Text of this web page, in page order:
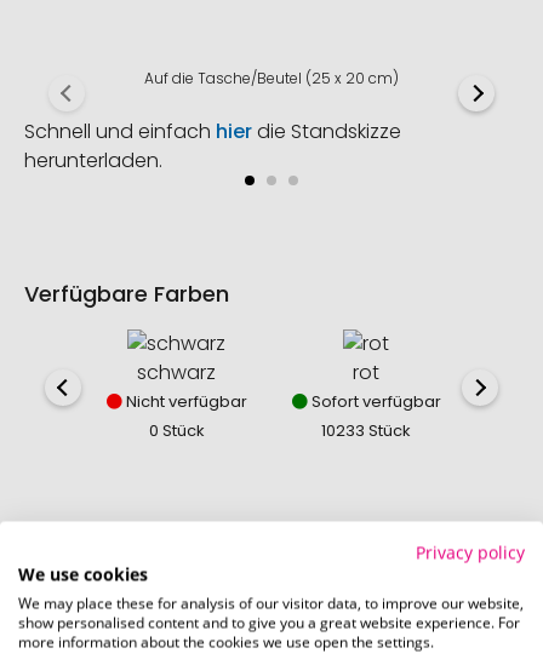
Auf die Tasche/Beutel (25 x 20 cm)
Schnell und einfach hierdie Standskizze
herunterladen.
Verfügbare Farben
schwarz
Nicht verfügbar
0 Stück
rot
Sofort verfügbar
10233 Stück
So einfach bestellen Sie Ihre Werbeartikel bei
Promostore
Privacy policy
We use cookies
We may place these for analysis of our visitor data, to improve our website,
show personalised content and to give you a great website experience. For
more information about the cookies we use open the settings.